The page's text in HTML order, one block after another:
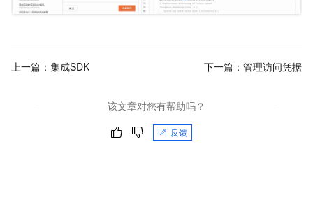
上一篇： 集成SDK 下一篇： 管理访问凭据
该文章对您有帮助吗？
反馈